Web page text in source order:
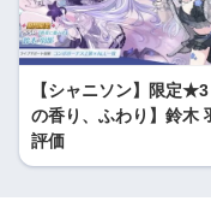
【シャニソン】限定
の香り、ふわり】鈴木
評価